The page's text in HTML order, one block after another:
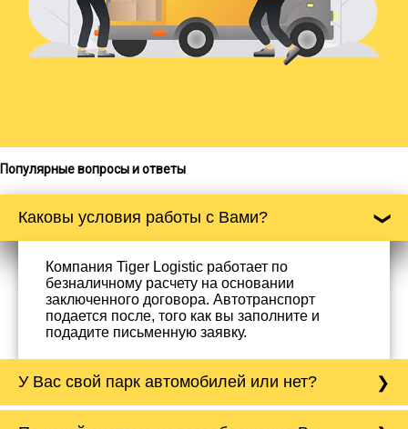
Популярные вопросы и ответы
Каковы условия работы с Вами?
Компания Tiger Logistic работает по
безналичному расчету на основании
заключенного договора. Автотранспорт
подается после, того как вы заполните и
подадите письменную заявку.
У Вас свой парк автомобилей или нет?